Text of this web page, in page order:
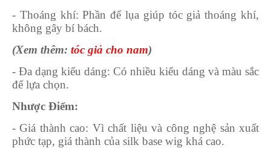
- Thoáng khí: Phần đế lụa giúp tóc giả thoáng khí,
không gây bí bách.
(Xem thêm: tóc giả cho nam)
- Đa dạng kiểu dáng: Có nhiều kiểu dáng và màu sắc
để lựa chọn.
Nhược Điểm:
- Giá thành cao: Vì chất liệu và công nghệ sản xuất
phức tạp, giá thành của silk base wig khá cao.